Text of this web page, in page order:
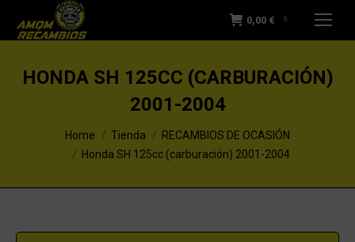
0,00 € 0
HONDA SH 125CC (CARBURACIÓN)
2001-2004
You are here:Home Tienda
RECAMBIOS DE OCASIÓN
Honda SH 125cc (carburación) 2001-2004